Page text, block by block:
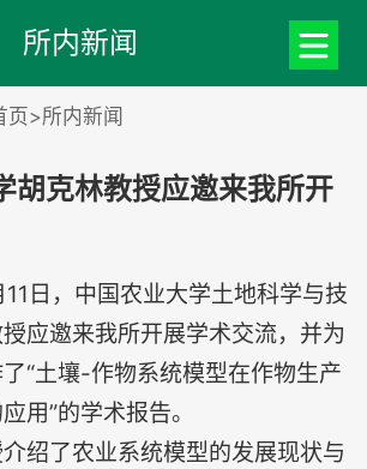
所内新闻
页>所内新闻
胡克林教授应邀来我所开
日，中国农业大学土地科学与技
应邀来我所开展学术交流，并为
“土壤-作物系统模型在作物生产
用”的学术报告。
绍了农业系统模型的发展现状与